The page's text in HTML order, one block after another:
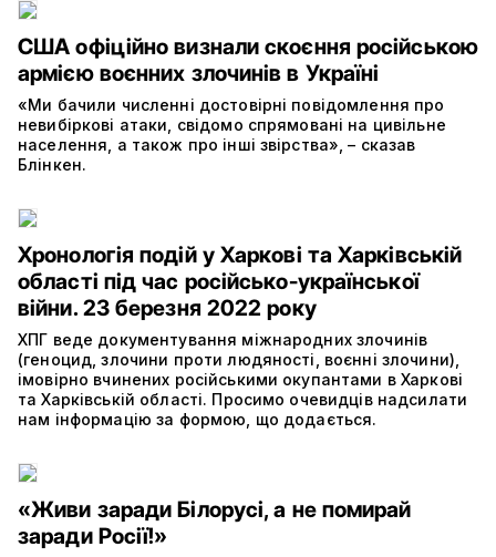
США офіційно визнали скоєння російською
армією воєнних злочинів в Україні
«Ми бачили численні достовірні повідомлення про
невибіркові атаки, свідомо спрямовані на цивільне
населення, а також про інші звірства», – сказав
Блінкен.
Хронологія подій у Харкові та Харківській
області під час російсько-української
війни. 23 березня 2022 року
ХПГ веде документування міжнародних злочинів
(геноцид, злочини проти людяності, воєнні злочини),
імовірно вчинених російськими окупантами в Харкові
та Харківській області. Просимо очевидців надсилати
нам інформацію за формою, що додається.
«Живи заради Білорусі, а не помирай
заради Росії!»